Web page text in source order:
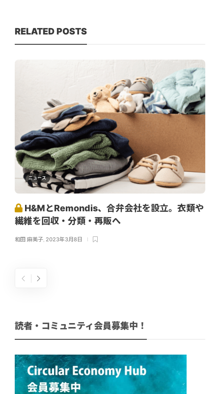
RELATED POSTS
ニュース
H&MとRemondis、合弁会社を設立。衣類や
繊維を回収・分類・再販へ
和田 麻美子, 2023年3月8日
読者・コミュニティ会員募集中！